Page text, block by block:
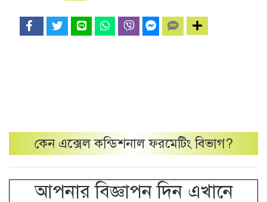
কেন এক্সেল কন্ডিশনাল ফরমেটিংবিভাগ?
আপনার বিজ্ঞাপন দিন এখানে